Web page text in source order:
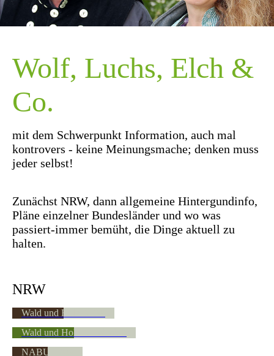
Wolf, Luchs, Elch &
Co.
mit dem Schwerpunkt Information, auch mal
kontrovers - keine Meinungsmache; denken muss
jeder selbst!
Zunächst NRW, dann allgemeine Hintergundinfo,
Pläne einzelner Bundesländer und wo was
passiert-immer bemüht, die Dinge aktuell zu
halten.
NRW
Wald und Holz NRW
Wald und Holz NRW Wolf
NABU LAG